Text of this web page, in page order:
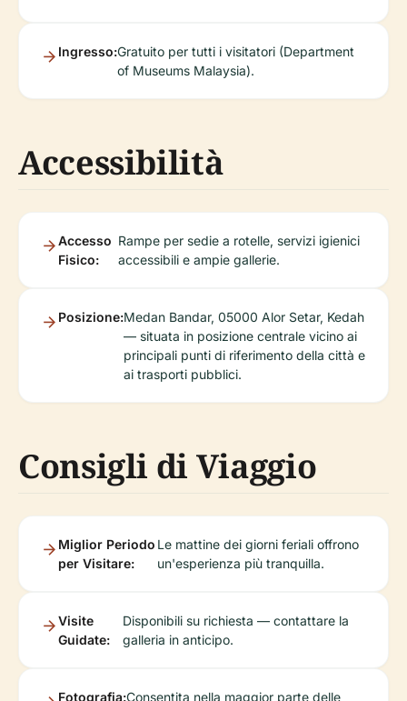
Ingresso:Gratuito per tutti i visitatori (Department
of Museums Malaysia).
Accessibilità
Accesso
Fisico:
Rampe per sedie a rotelle, servizi igienici
accessibili e ampie gallerie.
Posizione:Medan Bandar, 05000 Alor Setar, Kedah
— situata in posizione centrale vicino ai
principali punti di riferimento della città e
ai trasporti pubblici.
Consigli di Viaggio
Miglior Periodo
per Visitare:
Le mattine dei giorni feriali offrono
un'esperienza più tranquilla.
Visite
Guidate:
Disponibili su richiesta — contattare la
galleria in anticipo.
Fotografia:Consentita nella maggior parte delle